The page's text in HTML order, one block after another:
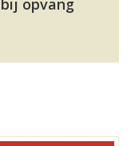
opvang